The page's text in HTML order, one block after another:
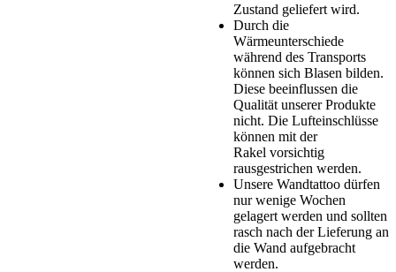
Zustand geliefert wird.
Durch die
Wärmeunterschiede
während des Transports
können sich Blasen bilden.
Diese beeinflussen die
Qualität unserer Produkte
nicht. Die Lufteinschlüsse
können mit der
Rakel vorsichtig
rausgestrichen werden.
Unsere Wandtattoo dürfen
nur wenige Wochen
gelagert werden und sollten
rasch nach der Lieferung an
die Wand aufgebracht
werden.